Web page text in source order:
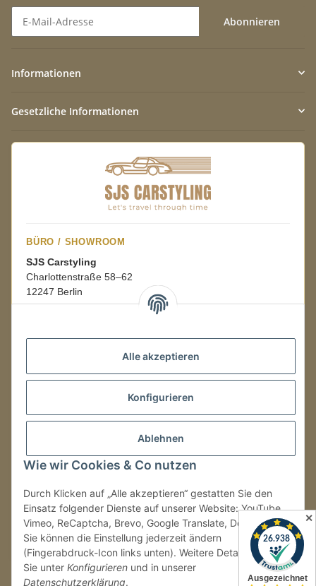
Alle akzeptieren
Konfigurieren
Ablehnen
Wie wir Cookies & Co nutzen
Durch Klicken auf „Alle akzeptieren“ gestatten Sie den
Einsatz folgender Dienste auf unserer Website: YouTube,
Vimeo, ReCaptcha, Brevo, Google Translate, Doofinder.
Sie können die Einstellung jederzeit ändern
(Fingerabdruck-Icon links unten). Weitere Details finden
Sie unter Konfigurieren und in unserer
Datenschutzerklärung.
Abonnieren
Informationen
Gesetzliche Informationen
BÜRO / SHOWROOM
SJS Carstyling
Charlottenstraße 58–62
12247 Berlin
08:00–16:00 Uhr
LAGER / RETOUREN
Packmonster Fulfillment
SJS Carstyling Lager
Retouren ausschließlich an diese Adresse.
Tel.:+49 (0) 30 36417228
E-Mail:info@sjs-carstyling.com
✕